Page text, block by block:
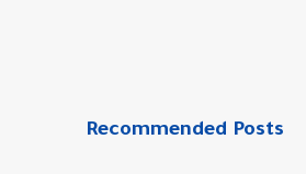
Recommended Posts